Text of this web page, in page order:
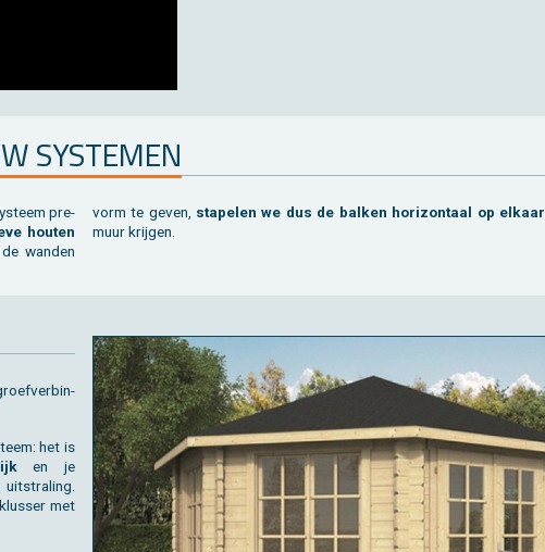
SYS­TE­MEN
pre­
hou­ten
wan­den
vorm te geven, sta­pe­len we dus de bal­ken ho­ri­zon­taal op el­kaar
muur krij­gen.
het is
en je
met